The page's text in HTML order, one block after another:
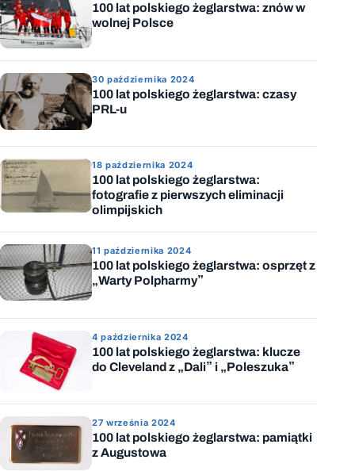
100 lat polskiego żeglarstwa: znów w
wolnej Polsce
30 października 2024
100 lat polskiego żeglarstwa: czasy
PRL-u
18 października 2024
100 lat polskiego żeglarstwa:
fotografie z pierwszych eliminacji
olimpijskich
11 października 2024
100 lat polskiego żeglarstwa: osprzęt z
„Warty Polpharmy”
4 października 2024
100 lat polskiego żeglarstwa: klucze
do Cleveland z „Dali” i „Poleszuka”
27 września 2024
100 lat polskiego żeglarstwa: pamiątki
z Augustowa